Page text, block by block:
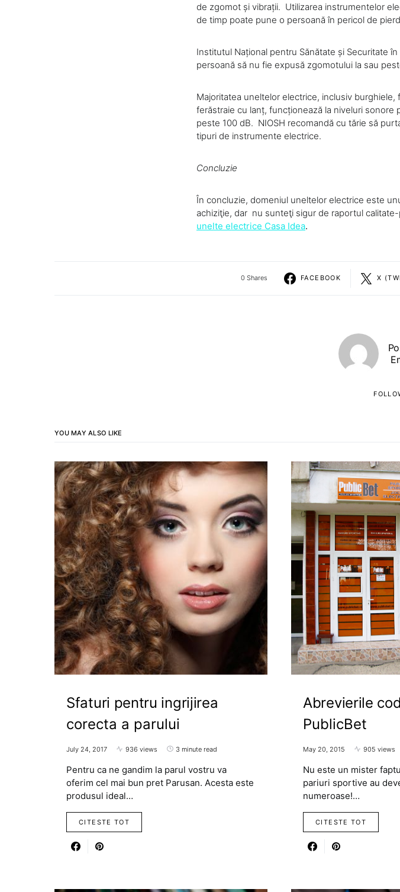
de zgomot și vibrații. Utilizarea instrumentelor
de timp poate pune o persoană în pericol de
Institutul Național pentru Sănătate și Securitate
persoană să nu fie expusă zgomotului la sau
Majoritatea uneltelor electrice, inclusiv
ferăstraie cu lanț, funcționează la niveluri sonore
peste 100 dB. NIOSH recomandă cu tărie să
tipuri de instrumente electrice.
Concluzie
În concluzie, domeniul uneltelor electrice este
achiziţie, dar nu sunteţi sigur de raportul
unelte electrice Casa Idea.
0 Shares FACEBOOK X
YOU MAY ALSO LIKE
Sfaturi pentru ingrijirea
corecta a parului
July 24, 2017 936 views 3 minute read
Pentru ca ne gandim la parul vostru va
oferim cel mai bun pret Parusan. Acesta este
produsul ideal…
CITESTE TOT
Abrevierile
PublicBet
May 20, 2015 905 views
Nu este un mister
pariuri sportive au
numeroase!…
CITESTE TOT